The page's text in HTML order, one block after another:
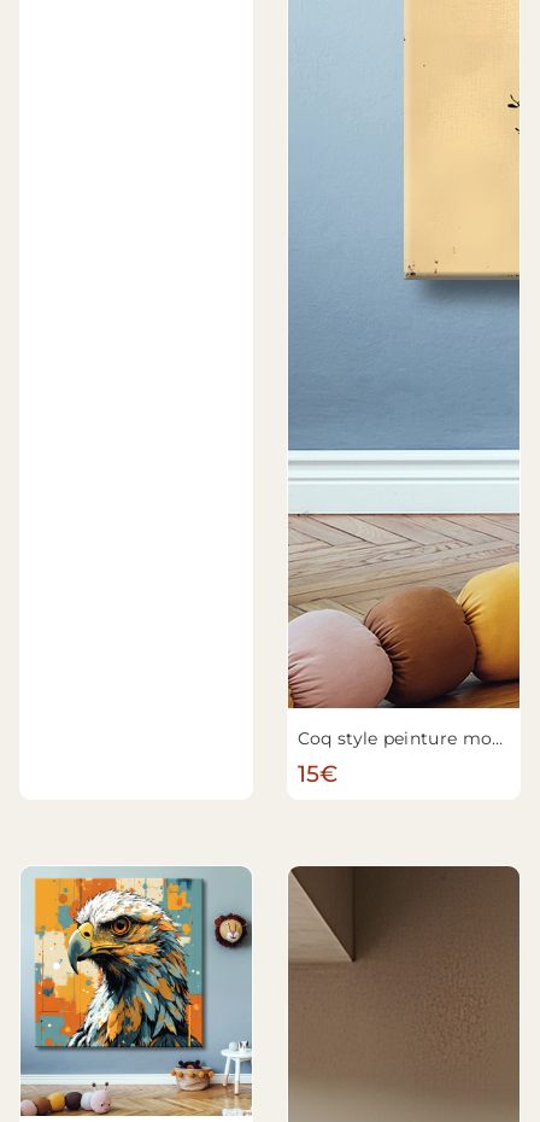
Coq style peinture moderne
15€